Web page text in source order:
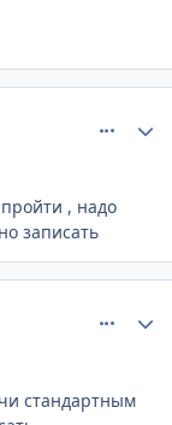
, надо
записать
стандартным